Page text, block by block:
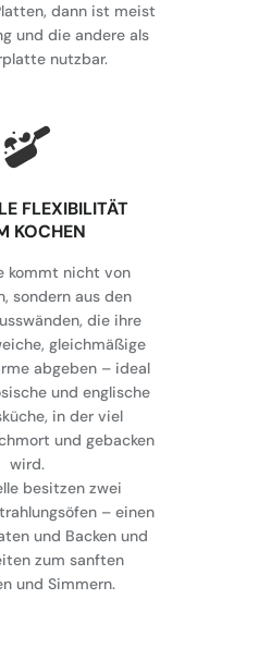
dann ist meist
und die andere als
nutzbar.
FLEXIBILITÄT
KOCHEN
kommt nicht von
sondern aus den
die ihre
gleichmäßige
abgeben – ideal
und englische
in der viel
und gebacken
wird.
besitzen zwei
– einen
und Backen und
zum sanften
und Simmern.